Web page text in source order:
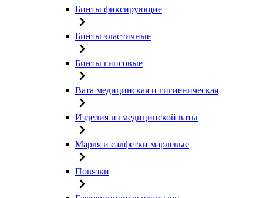
Бинты фиксирующие
Бинты эластичные
Бинты гипсовые
Вата медицинская и гигиеническая
Изделия из медицинской ваты
Марля и салфетки марлевые
Повязки